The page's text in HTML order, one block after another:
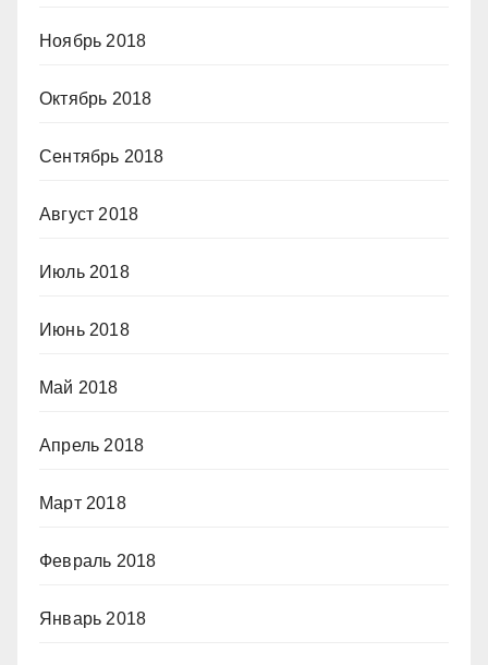
Ноябрь 2018
Октябрь 2018
Сентябрь 2018
Август 2018
Июль 2018
Июнь 2018
Май 2018
Апрель 2018
Март 2018
Февраль 2018
Январь 2018